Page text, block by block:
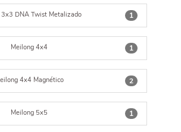
1
3x3 DNA Twist Metalizado
1
Meilong 4x4
2
4x4 Magnético
1
Meilong 5x5